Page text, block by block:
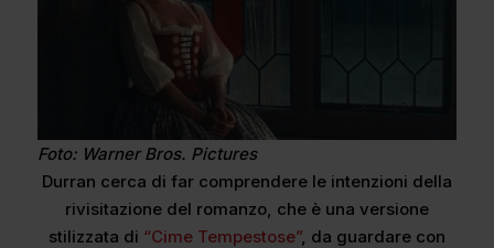
Foto: Warner Bros. Pictures
Durran cerca di far comprendere le intenzioni della
rivisitazione del romanzo, che è una versione
stilizzata di “Cime Tempestose”, da guardare con